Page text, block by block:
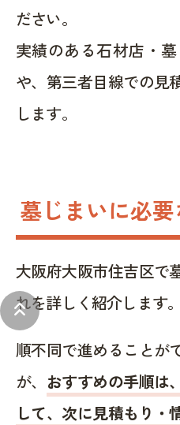
keyboard_double_arrow_up
ださい。
実績のある石材店・
や、第三者目線での見
します。
墓じまいに必
大阪府大阪市住吉区で
れを詳しく紹介します。
順不同で進めることが
が、 おすすめの手順は
して、次に見積もり・